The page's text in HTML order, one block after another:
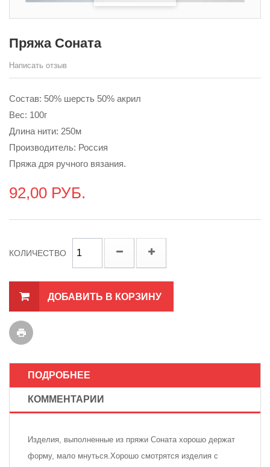
Пряжа Соната
Написать отзыв
Состав: 50% шерсть 50% акрил
Вес: 100г
Длина нити: 250м
Производитель: Россия
Пряжа дря ручного вязания.
92,00 РУБ.
КОЛИЧЕСТВО
ДОБАВИТЬ В КОРЗИНУ
ПОДРОБНЕЕ
КОММЕНТАРИИ
Изделия, выполненные из пряжи Соната хорошо держат
форму, мало мнуться.Хорошо смотрятся изделия с